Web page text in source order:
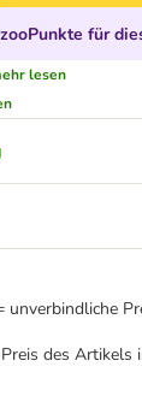
für
lesen
unverbindliche
des Artikels